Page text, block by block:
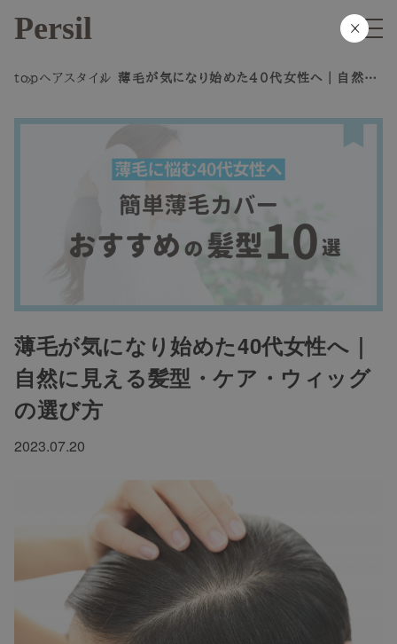
Persil
topヘアスタイル 薄毛が気になり始めた40代女性へ｜自然に
薄毛が気になり始めた40代女性へ｜
自然に見える髪型・ケア・ウィッグ
の選び方
2023.07.20
×